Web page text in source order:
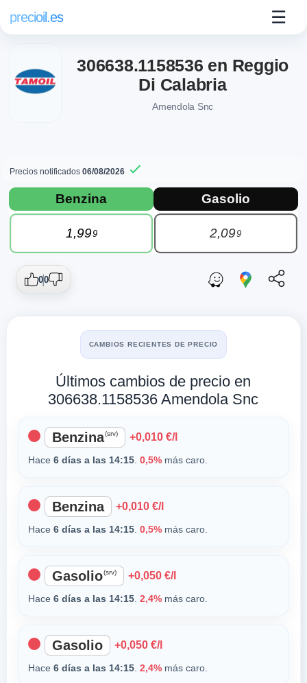
precioil.es ☰
306638.1158536 en Reggio
Di Calabria
Amendola Snc
Precios notificados06/08/2026
Precios actuales de combustibles en
Consulta los precios actuales de la gasolinera Tamoil
Benzina
1,999
Gasolio
2,099
00
CAMBIOS RECIENTES DE PRECIO
Últimos cambios de precio en
306638.1158536 Amendola Snc
Benzina(srv) +0,010 €/l
Hace 6 días a las 14:15. 0,5%más caro.
Benzina +0,010 €/l
Hace 6 días a las 14:15. 0,5%más caro.
Gasolio(srv) +0,050 €/l
Hace 6 días a las 14:15. 2,4%más caro.
Gasolio +0,050 €/l
Hace 6 días a las 14:15. 2,4%más caro.